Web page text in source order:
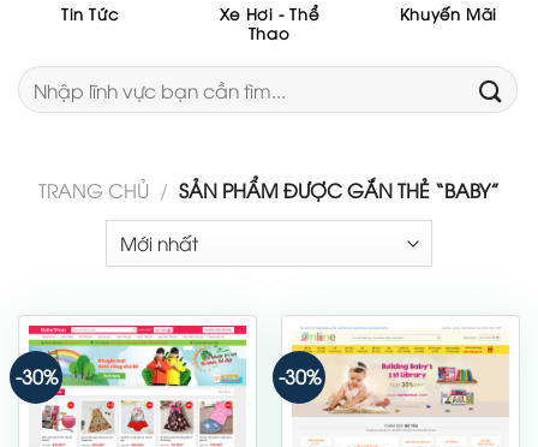
Tin Tức
Xe Hơi - Thể
Thao
Khuyến Mãi
Tìm
kiếm:
TRANG CHỦ / SẢN PHẨM ĐƯỢC GẮN THẺ “BABY”
-30% -30%